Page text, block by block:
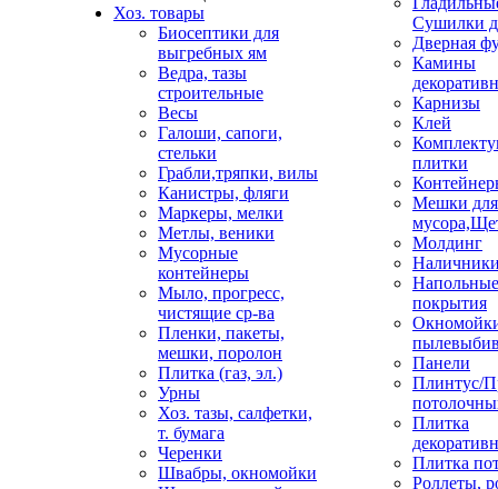
Хоз. товары
Биосептики для
выгребных ям
Ведра, тазы
строительные
Весы
Галоши, сапоги,
стельки
Грабли,тряпки, вилы
Канистры, фляги
Маркеры, мелки
Метлы, веники
Мусорные
контейнеры
Мыло, прогресс,
чистящие ср-ва
Пленки, пакеты,
мешки, поролон
Плитка (газ, эл.)
Урны
Хоз. тазы, салфетки,
т. бумага
Черенки
Швабры, окномойки
Сушилки
Дверная
Камины
Карнизы
Клей
плитки
Мешки для
Молдинг
Напольные
покрытия
Панели
Плинтус/
Плитка
Плитка
Роллеты,